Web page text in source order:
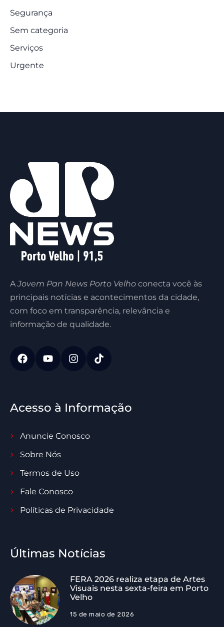
Segurança
Sem categoria
Serviços
Urgente
AJovem Pan News Porto Velho conecta você às
principais notícias e acontecimentos da cidade,
com foco em transparência, relevância e
informação de qualidade.
Acesso à Informação
Anuncie Conosco
Sobre Nós
Termos de Uso
Fale Conosco
Políticas de Privacidade
Últimas Notícias
FERA 2026 realiza etapa de Artes
Visuais nesta sexta-feira em Porto
Velho
15 de maio de 2026